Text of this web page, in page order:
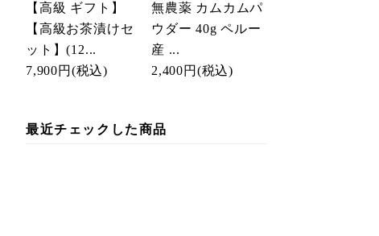
【高級 ギフト】
【高級お茶漬けセ
ット】(12...
7,900円 (税込)
無農薬 カムカムパ
ウダー 40g ペルー
産 ...
2,400円 (税込)
最近チェックした商品